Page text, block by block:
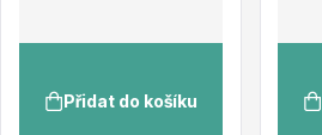
Přidat do košíku